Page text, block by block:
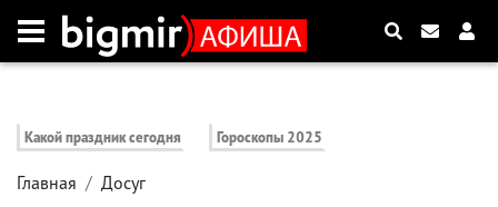
Какой праздник сегодня Гороскопы 2025
Главная Досуг